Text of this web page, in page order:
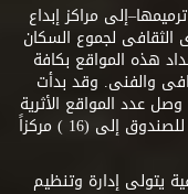
مراكز إبداع
الثقافى لجموع السكان
هذه المواقع بكافة
والفنى. وقد بدأت
حتى وصل عدد المواقع الأثرية
التى تم تحويلها إلى مراكز إبداع فنى تابعة للصندوق إلى (16 ) مركزاً
يتولى إدارة وتنظيم